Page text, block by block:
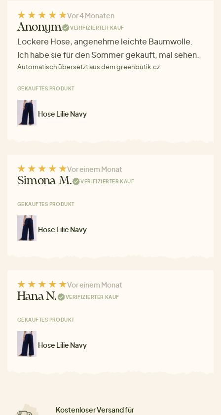
Vor 4 Monaten
Anonym VERIFIZIERTER KAUF
Lockere Hose, angenehme leichte Baumwolle.
Ich habe sie für den Sommer gekauft, mal sehen.
Automatisch übersetzt aus dem greenbutik.cz
GEKAUFTES PRODUKT
Hose Lilie Navy
Vor einem Monat
Simona M. VERIFIZIERTER KAUF
GEKAUFTES PRODUKT
Hose Lilie Navy
Vor einem Monat
Hana N. VERIFIZIERTER KAUF
GEKAUFTES PRODUKT
Hose Lilie Navy
Kostenloser Versand für